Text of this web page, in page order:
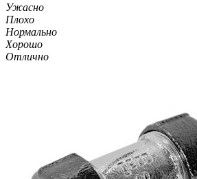
Ужасно
Плохо
Нормально
Хорошо
Отлично